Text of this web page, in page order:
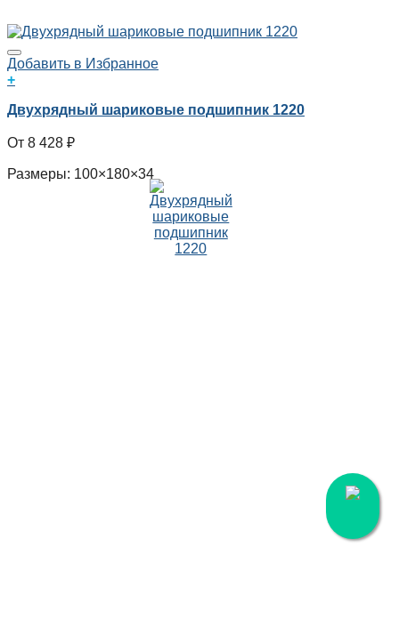
Добавить в Избранное
+
Двухрядный шариковые подшипник 1220
8 428 ₽
Размеры: 100×180×34